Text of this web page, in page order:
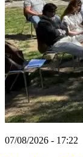
07/08/2026 - 17:22